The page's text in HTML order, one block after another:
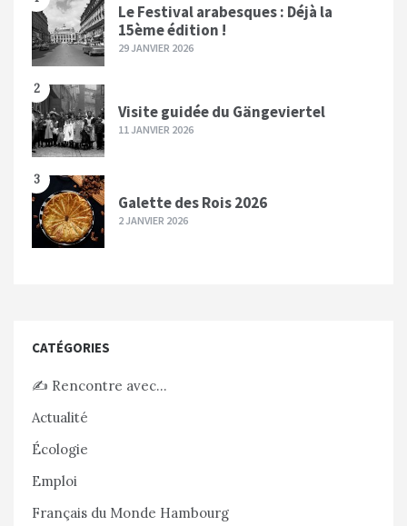
Le Festival arabesques : Déjà la
15ème édition !
29 JANVIER 2026
2
Visite guidée du Gängeviertel
11 JANVIER 2026
3
Galette des Rois 2026
2 JANVIER 2026
CATÉGORIES
✍️ Rencontre avec…
Actualité
Écologie
Emploi
Français du Monde Hambourg